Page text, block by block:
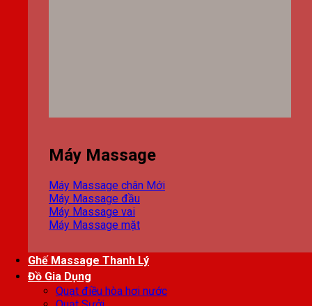
Máy Massage
Máy Massage chân
Máy Massage đầu
Máy Massage vai
Máy Massage mặt
Ghế Massage Thanh Lý
Đồ Gia Dụng
Quạt điều hòa hơi nước